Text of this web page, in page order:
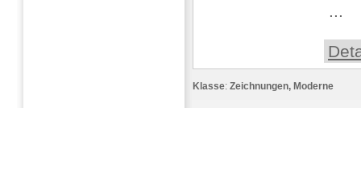
...
Klasse: Zeichnungen, Moderne